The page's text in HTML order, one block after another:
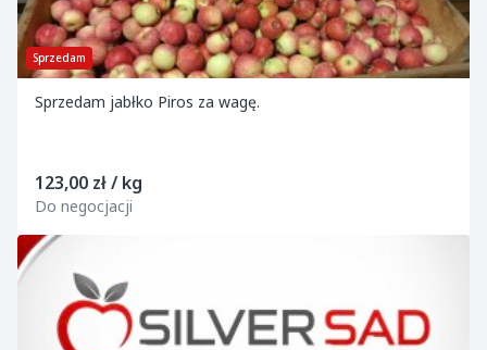
Sprzedam
Sprzedam jabłko Piros za wagę.
123,00 zł / kg
Do negocjacji